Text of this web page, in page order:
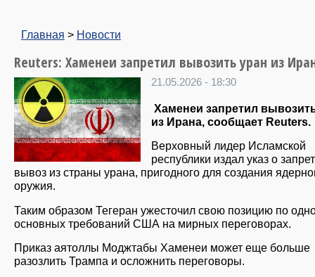
Главная > Новости
Reuters: Хаменеи запретил вывозить уран из
21.05.2026 - 18:30
Хаменеи запретил
из Ирана, сообщает Reuters.
Верховный лидер Исламской
республики издал указ о
вывоз из страны урана, пригодного для создания
оружия.
Таким образом Тегеран ужесточил свою позицию по
основных требований США на мирных переговорах.
Приказ аятоллы Моджтабы Хаменеи может еще больше
разозлить Трампа и осложнить переговоры.